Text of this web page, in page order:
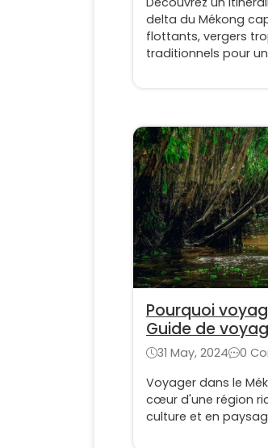
delta du Mékong
flottants, vergers
traditionnels pour
Pourquoi
Guide de
31 May, 2024
0
Voyager dans le
cœur d'une région
culture et en